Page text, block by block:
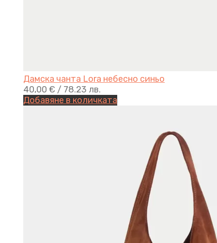
Дамска чанта Lora небесно синьо
40,00 € / 78.23 лв.
Добавяне в количката